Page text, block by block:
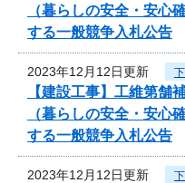
（暮らしの安全・安心
する一般競争入札公告
2023年12月12日更新
【建設工事】工維第
（暮らしの安全・安心
する一般競争入札公告
2023年12月12日更新